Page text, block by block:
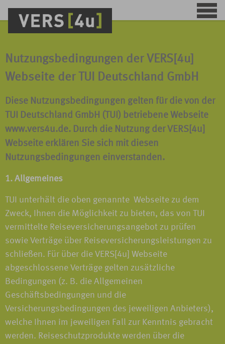
Nutzungsbedingungen der VERS[4u]
Webseite der TUI Deutschland GmbH
Diese Nutzungsbedingungen gelten für die von der
TUI Deutschland GmbH (TUI) betriebene Webseite
www.vers4u.de. Durch die Nutzung der VERS[4u]
Webseite erklären Sie sich mit diesen
Nutzungsbedingungen einverstanden.
1. Allgemeines
TUI unterhält die oben genannte Webseite zu dem
Zweck, Ihnen die Möglichkeit zu bieten, das von TUI
vermittelte Reiseversicherungsangebot zu prüfen
sowie Verträge über Reiseversicherungsleistungen zu
schließen. Für über die VERS[4u] Webseite
abgeschlossene Verträge gelten zusätzliche
Bedingungen (z. B. die Allgemeinen
Geschäftsbedingungen und die
Versicherungsbedingungen des jeweiligen Anbieters),
welche Ihnen im jeweiligen Fall zur Kenntnis gebracht
werden. Reiseschutzprodukte werden über die